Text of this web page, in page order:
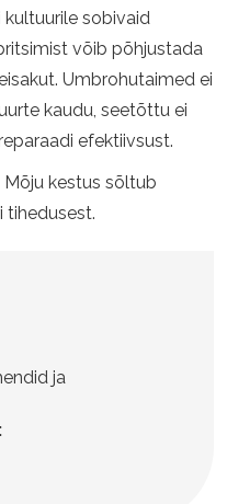
kultuurile sobivaid
võib põhjustada
Umbrohutaimed ei
kaudu, seetõttu ei
efektiivsust.
Mõju kestus sõltub
tihedusest.
ja